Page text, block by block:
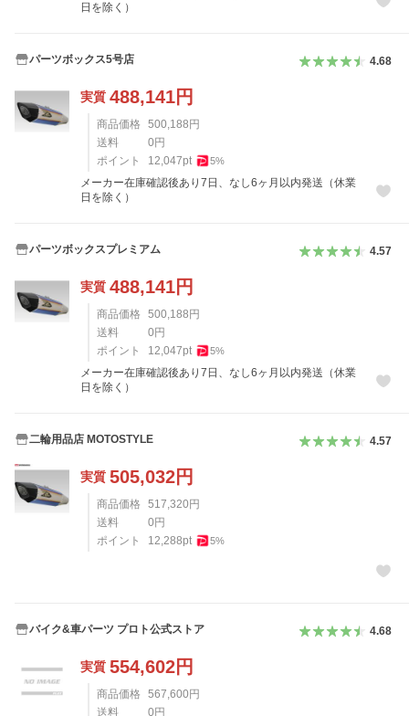
日を除く）
パーツボックス5号店 4.68
実質 488,141円
商品価格 500,188 円
送料
0 円
ポイント
12,047pt 5%
メーカー在庫確認後あり7日、なし6ヶ月以内発送（休業
日を除く）
パーツボックスプレミアム 4.57
実質 488,141円
商品価格 500,188 円
送料
0 円
ポイント
12,047pt 5%
メーカー在庫確認後あり7日、なし6ヶ月以内発送（休業
日を除く）
二輪用品店 MOTOSTYLE 4.57
実質 505,032円
商品価格 517,320 円
送料
0 円
ポイント
12,288pt 5%
バイク&車パーツ プロト公式ストア 4.68
実質 554,602円
商品価格 567,600 円
送料
0 円